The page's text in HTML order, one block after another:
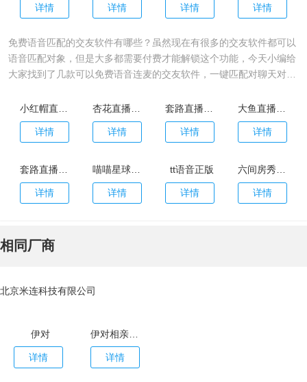
详情 详情 详情 详情
免费语音匹配的交友软件有哪些？虽然现在有很多的交友软件都可以
语音匹配对象，但是大多都需要付费才能解锁这个功能，今天小编给
大家找到了几款可以免费语音连麦的交友软件，一键匹配对聊天对
小红帽直播app官网版
详情
杏花直播app
详情
套路直播app社交女王
详情
大鱼直播app最新版
详情
详情 详情
tt语音正版
详情 详情
相同厂商
北京米连科技有限公司
伊对
详情 详情